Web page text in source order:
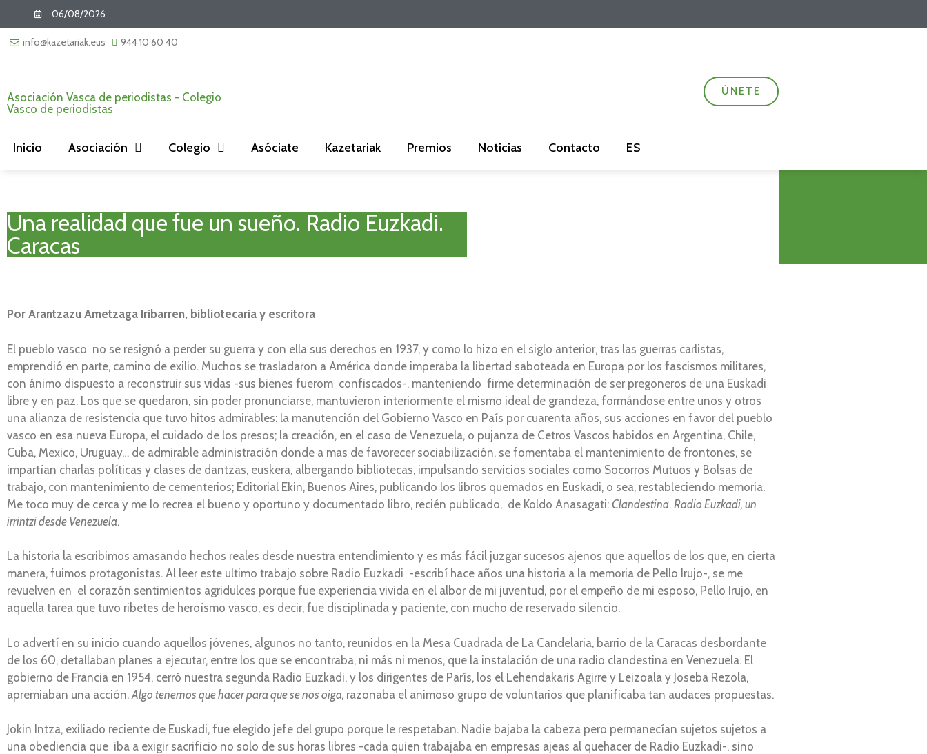
06/08/2026
info@kazetariak.eus 944 10 60 40
Asociación Vasca de periodistas - Colegio
Vasco de periodistas
ÚNETE
Inicio Asociación Colegio Asóciate Kazetariak Premios Noticias Contacto ES
Una realidad que fue un sueño. Radio Euzkadi.
Caracas
Por Arantzazu Ametzaga Iribarren, bibliotecaria y escritora
El pueblo vasco no se resignó a perder su guerra y con ella sus derechos en 1937, y como lo hizo en el siglo anterior, tras las guerras carlistas,
emprendió en parte, camino de exilio. Muchos se trasladaron a América donde imperaba la libertad saboteada en Europa por los fascismos militares,
con ánimo dispuesto a reconstruir sus vidas -sus bienes fuerom confiscados-, manteniendo firme determinación de ser pregoneros de una Euskadi
libre y en paz. Los que se quedaron, sin poder pronunciarse, mantuvieron interiormente el mismo ideal de grandeza, formándose entre unos y otros
una alianza de resistencia que tuvo hitos admirables: la manutención del Gobierno Vasco en País por cuarenta años, sus acciones en favor del pueblo
vasco en esa nueva Europa, el cuidado de los presos; la creación, en el caso de Venezuela, o pujanza de Cetros Vascos habidos en Argentina, Chile,
Cuba, Mexico, Uruguay… de admirable administración donde a mas de favorecer sociabilización, se fomentaba el mantenimiento de frontones, se
impartían charlas políticas y clases de dantzas, euskera, albergando bibliotecas, impulsando servicios sociales como Socorros Mutuos y Bolsas de
trabajo, con mantenimiento de cementerios; Editorial Ekin, Buenos Aires, publicando los libros quemados en Euskadi, o sea, restableciendo memoria.
Me toco muy de cerca y me lo recrea el bueno y oportuno y documentado libro, recién publicado, de Koldo Anasagati: Clandestina. Radio Euzkadi, un
irrintzi desde Venezuela.
La historia la escribimos amasando hechos reales desde nuestra entendimiento y es más fácil juzgar sucesos ajenos que aquellos de los que, en cierta
manera, fuimos protagonistas. Al leer este ultimo trabajo sobre Radio Euzkadi -escribí hace años una historia a la memoria de Pello Irujo-, se me
revuelven en el corazón sentimientos agridulces porque fue experiencia vivida en el albor de mi juventud, por el empeño de mi esposo, Pello Irujo, en
aquella tarea que tuvo ribetes de heroísmo vasco, es decir, fue disciplinada y paciente, con mucho de reservado silencio.
Lo advertí en su inicio cuando aquellos jóvenes, algunos no tanto, reunidos en la Mesa Cuadrada de La Candelaria, barrio de la Caracas desbordante
de los 60, detallaban planes a ejecutar, entre los que se encontraba, ni más ni menos, que la instalación de una radio clandestina en Venezuela. El
gobierno de Francia en 1954, cerró nuestra segunda Radio Euzkadi, y los dirigentes de París, los el Lehendakaris Agirre y Leizoala y Joseba Rezola,
apremiaban una acción. Algo tenemos que hacer para que se nos oiga, razonaba el animoso grupo de voluntarios que planificaba tan audaces propuestas.
Jokin Intza, exiliado reciente de Euskadi, fue elegido jefe del grupo porque le respetaban. Nadie bajaba la cabeza pero permanecían sujetos sujetos a
una obediencia que iba a exigir sacrificio no solo de sus horas libres -cada quien trabajaba en empresas ajeas al quehacer de Radio Euzkadi-, sino